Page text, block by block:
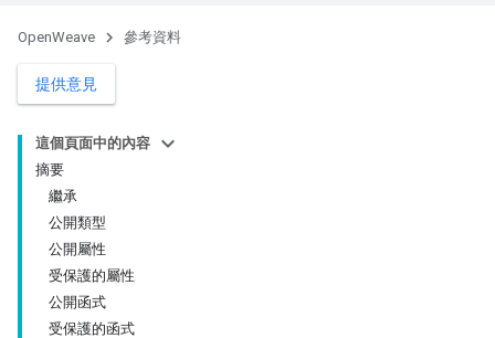
OpenWeave 參考資料
提供意見
這個頁面中的內容
摘要
繼承
公開類型
公開屬性
受保護的屬性
公開函式
受保護的函式